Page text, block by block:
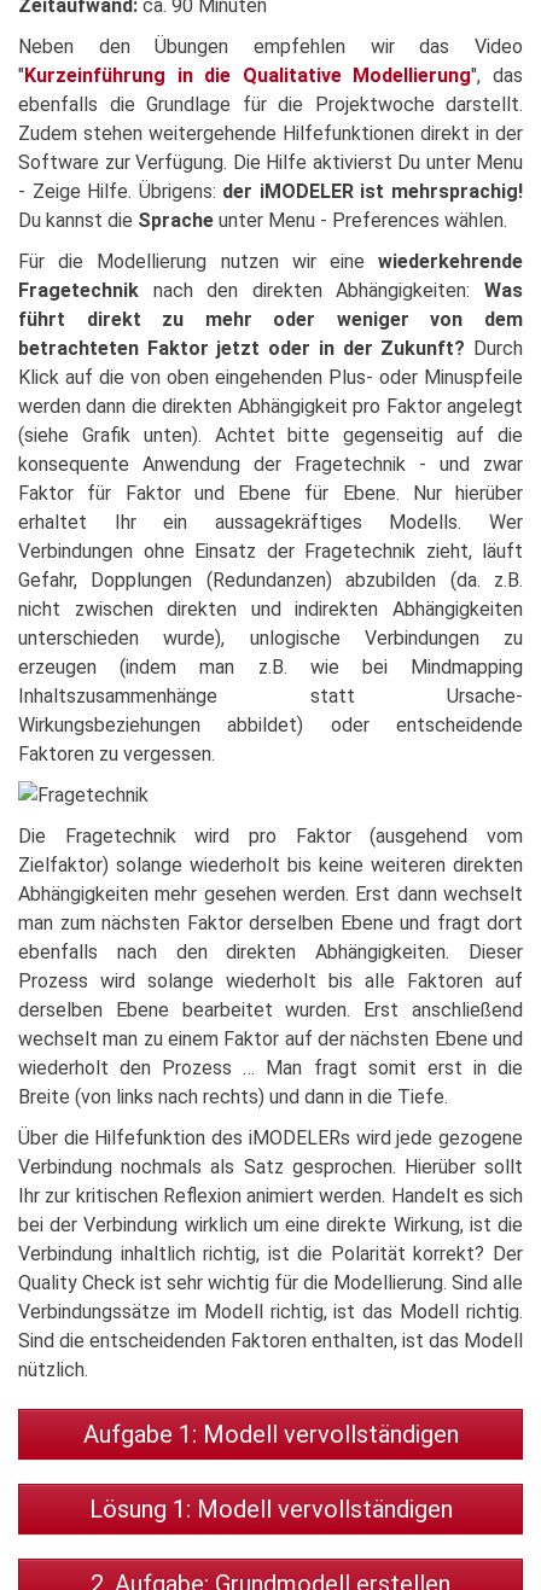
Zeitaufwand: ca. 90 Minuten
Neben den Übungen empfehlen wir das Video
"Kurzeinführung in die Qualitative Modellierung", das
ebenfalls die Grundlage für die Projektwoche darstellt.
Zudem stehen weitergehende Hilfefunktionen direkt in der
Software zur Verfügung. Die Hilfe aktivierst Du unter Menu
- Zeige Hilfe. Übrigens: der iMODELER ist mehrsprachig!
Du kannst die Sprache unter Menu - Preferences wählen.
Für die Modellierung nutzen wir eine wiederkehrende
Fragetechnik nach den direkten Abhängigkeiten: Was
führt direkt zu mehr oder weniger von dem
betrachteten Faktor jetzt oder in der Zukunft? Durch
Klick auf die von oben eingehenden Plus- oder Minuspfeile
werden dann die direkten Abhängigkeit pro Faktor angelegt
(siehe Grafik unten). Achtet bitte gegenseitig auf die
konsequente Anwendung der Fragetechnik - und zwar
Faktor für Faktor und Ebene für Ebene. Nur hierüber
erhaltet Ihr ein aussagekräftiges Modells. Wer
Verbindungen ohne Einsatz der Fragetechnik zieht, läuft
Gefahr, Dopplungen (Redundanzen) abzubilden (da. z.B.
nicht zwischen direkten und indirekten Abhängigkeiten
unterschieden wurde), unlogische Verbindungen zu
erzeugen (indem man z.B. wie bei Mindmapping
Inhaltszusammenhänge statt Ursache-
Wirkungsbeziehungen abbildet) oder entscheidende
Faktoren zu vergessen.
Die Fragetechnik wird pro Faktor (ausgehend vom
Zielfaktor) solange wiederholt bis keine weiteren direkten
Abhängigkeiten mehr gesehen werden. Erst dann wechselt
man zum nächsten Faktor derselben Ebene und fragt dort
ebenfalls nach den direkten Abhängigkeiten. Dieser
Prozess wird solange wiederholt bis alle Faktoren auf
derselben Ebene bearbeitet wurden. Erst anschließend
wechselt man zu einem Faktor auf der nächsten Ebene und
wiederholt den Prozess … Man fragt somit erst in die
Breite (von links nach rechts) und dann in die Tiefe.
Über die Hilfefunktion des iMODELERs wird jede gezogene
Verbindung nochmals als Satz gesprochen. Hierüber sollt
Ihr zur kritischen Reflexion animiert werden. Handelt es sich
bei der Verbindung wirklich um eine direkte Wirkung, ist die
Verbindung inhaltlich richtig, ist die Polarität korrekt? Der
Quality Check ist sehr wichtig für die Modellierung. Sind alle
Verbindungssätze im Modell richtig, ist das Modell richtig.
Sind die entscheidenden Faktoren enthalten, ist das Modell
nützlich.
Aufgabe 1: Modell vervollständigen
Lösung 1: Modell vervollständigen
2. Aufgabe: Grundmodell erstellen